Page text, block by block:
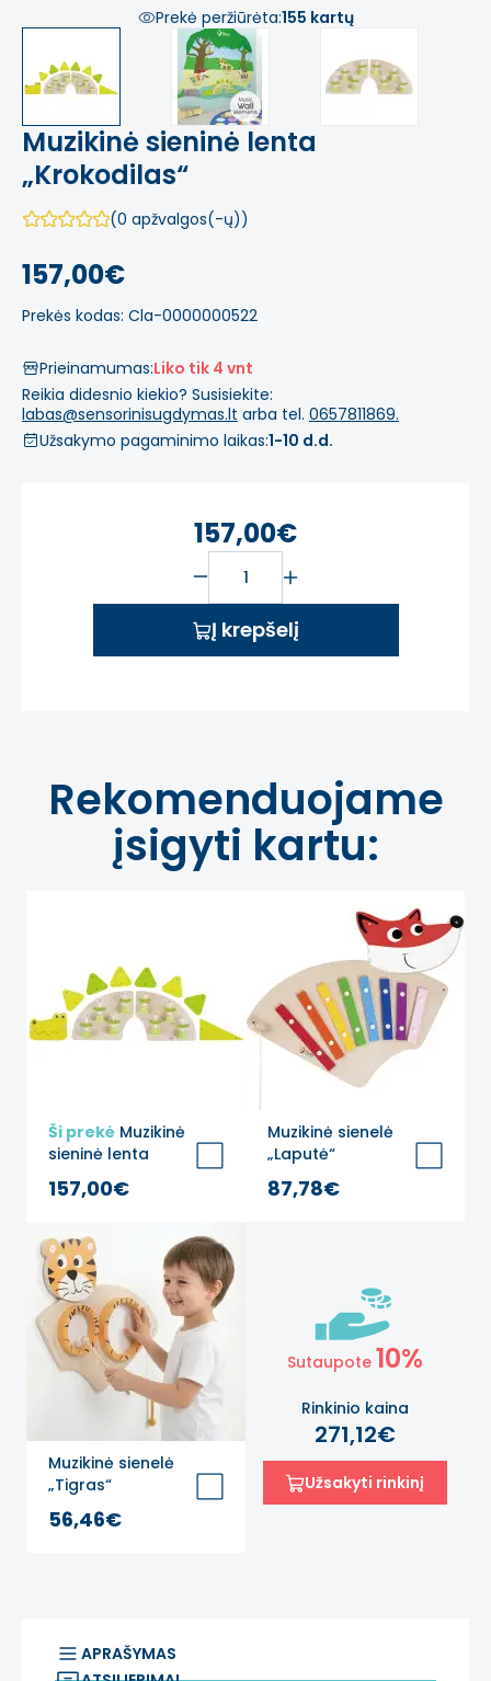
Prekė peržiūrėta:155 kartų
Muzikinė sieninė lenta
„Krokodilas“
(0 apžvalgos(-ų))
157,00€
Prekės kodas: Cla-0000000522
Prieinamumas:Liko tik 4 vnt
Reikia didesnio kiekio? Susisiekite:
labas@sensorinisugdymas.lt arba tel. 0657811869.
Užsakymo pagaminimo laikas:1-10 d.d.
157,00€
Į krepšelį
Rekomenduojame
įsigyti kartu:
Ši prekė Muzikinė
sieninė lenta
„Krokodilas“
157,00€
Muzikinė sienelė
„Laputė“
87,78€
Muzikinė sienelė
„Tigras“
56,46€
Sutaupote 10%
Rinkinio kaina
271,12€
Užsakyti rinkinį
APRAŠYMAS